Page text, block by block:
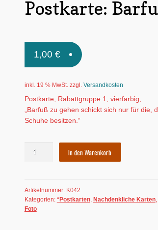
Postkarte:
1,00€
inkl. 19 % MwSt. zzgl. Versandkosten
Postkarte, Rabattgruppe 1, vierfarbig,
„Barfuß zu gehen schickt sich nur für die,
Schuhe besitzen.“
In den Warenkorb
Artikelnummer: K042
Kategorien: *Postkarten, Nachdenkliche Karten,
Foto